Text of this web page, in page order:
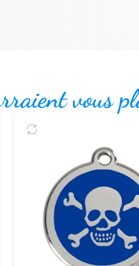
vous